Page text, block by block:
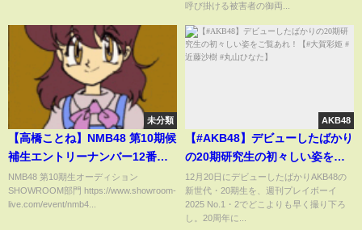
呼び掛ける被害者の御両...
未分類
【高橋ことね】NMB48 第10期候
補生エントリーナンバー12番
2024年04月20日17時01分26秒
NMB48 第10期生オーディション
SHOWROOM部門 https://www.showroom-
live.com/event/nmb4...
AKB48
【#AKB48】デビューしたばかり
の20期研究生の初々しい姿をご
覧あれ！【#大賀彩姫 #近藤沙樹
#丸山ひなた】
12月20日にデビューしたばかりAKB48の
新世代・20期生を、週刊プレイボーイ
2025 No.1・2でどこよりも早く撮り下ろ
し。20周年に...